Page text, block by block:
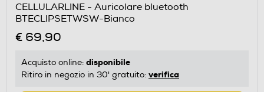
CELLULARLINE - Auricolare bluetooth
BTECLIPSETWSW-Bianco
€ 69,90
Acquisto online: disponibile
Ritiro in negozio in 30' gratuito: verifica